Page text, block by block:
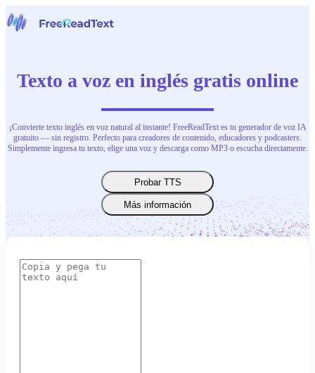
Herramientas
Contacta con nosotras
Texto a voz en inglés gratis online
¡Convierte texto inglés en voz natural al instante! FreeReadText es tu generador de voz IA
gratuito — sin registro. Perfecto para creadores de contenido, educadores y podcasters.
Simplemente ingresa tu texto, elige una voz y descarga como MP3 o escucha directamente.
Probar TTS
Más información